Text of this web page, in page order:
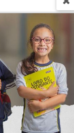
sua
o acesso,
nossos Termos
TERMOS